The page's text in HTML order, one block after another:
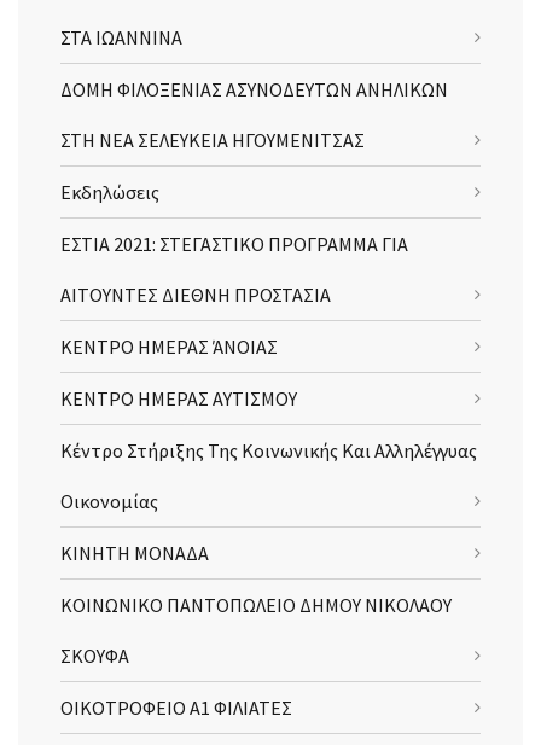
ΣΤΑ ΙΩΑΝΝΙΝΑ
ΔΟΜΗ ΦΙΛΟΞΕΝΙΑΣ ΑΣΥΝΟΔΕΥΤΩΝ ΑΝΗΛΙΚΩΝ
ΣΤΗ ΝΕΑ ΣΕΛΕΥΚΕΙΑ ΗΓΟΥΜΕΝΙΤΣΑΣ
Εκδηλώσεις
ΕΣΤΙΑ 2021: ΣΤΕΓΑΣΤΙΚΟ ΠΡΟΓΡΑΜΜΑ ΓΙΑ
ΑΙΤΟΥΝΤΕΣ ΔΙΕΘΝΗ ΠΡΟΣΤΑΣΙΑ
ΚΕΝΤΡΟ ΗΜΕΡΑΣ ΆΝΟΙΑΣ
ΚΕΝΤΡΟ ΗΜΕΡΑΣ ΑΥΤΙΣΜΟΥ
Κέντρο Στήριξης Της Κοινωνικής Και Αλληλέγγυας
Οικονομίας
ΚΙΝΗΤΗ ΜΟΝΑΔΑ
ΚΟΙΝΩΝΙΚΟ ΠΑΝΤΟΠΩΛΕΙΟ ΔΗΜΟΥ ΝΙΚΟΛΑΟΥ
ΣΚΟΥΦΑ
ΟΙΚΟΤΡΟΦΕΙΟ Α1 ΦΙΛΙΑΤΕΣ